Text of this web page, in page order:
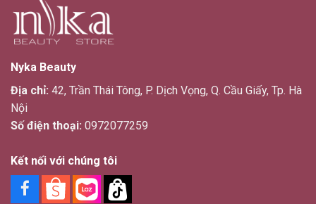
Nyka Beauty
Địa chỉ: 42, Trần Thái Tông, P. Dịch Vọng, Q. Cầu Giấy, Tp. Hà
Nội
Số điện thoại: 0972077259
Kết nối với chúng tôi